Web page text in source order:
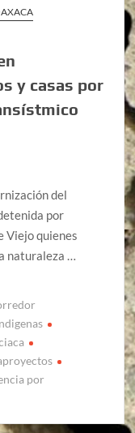
y casas por
del
por
Viejo quienes
naturaleza …
por